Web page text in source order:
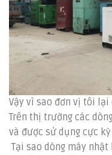
Vậy vì sao đơn vị tôi lại
Trên thị trường các
và được sử dụng cực
Tại sao dòng máy